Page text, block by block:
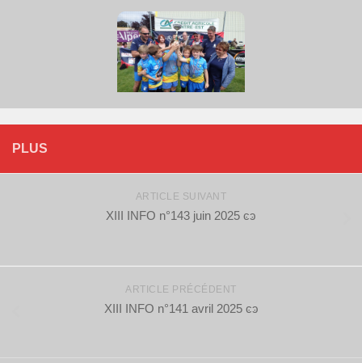
PLUS
ARTICLE SUIVANT
XIII INFO n°143 juin 2025 ͼͽ
ARTICLE PRÉCÉDENT
XIII INFO n°141 avril 2025 ͼͽ